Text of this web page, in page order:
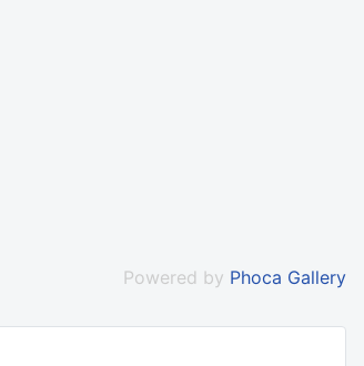
Powered by Phoca Gallery